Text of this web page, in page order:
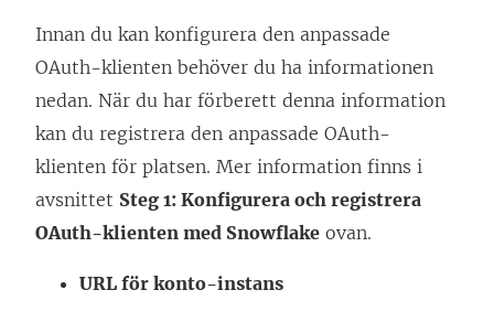
Innan du kan konfigurera den anpassade
OAuth-klienten behöver du ha informationen
nedan. När du har förberett denna information
kan du registrera den anpassade OAuth-
klienten för platsen. Mer information finns i
avsnittet Steg 1: Konfigurera och registrera
OAuth-klienten med Snowflake ovan.
URL för konto-instans